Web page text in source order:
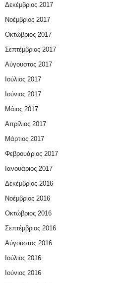
Δεκέμβριος 2017
Νοέμβριος 2017
Οκτώβριος 2017
Σεπτέμβριος 2017
Αύγουστος 2017
Ιούλιος 2017
Ιούνιος 2017
Μάιος 2017
Απρίλιος 2017
Μάρτιος 2017
Φεβρουάριος 2017
Ιανουάριος 2017
Δεκέμβριος 2016
Νοέμβριος 2016
Οκτώβριος 2016
Σεπτέμβριος 2016
Αύγουστος 2016
Ιούλιος 2016
Ιούνιος 2016